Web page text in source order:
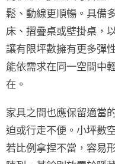
鬆、動線更順暢。具備
床、摺疊桌或壁掛桌 ，
讓有限坪數擁有更多彈
能依需求在同一空間中
在。
家具之間也應保留適當
迫或行走不便。小坪數
若比例拿捏不當，容易